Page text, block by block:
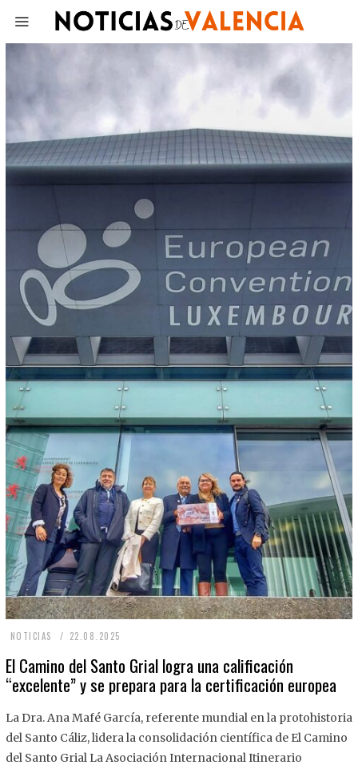
NOTICIAS 22.08.2025
.
8
El Camino del Santo Grial logra una calificación
“excelente” y se prepara para la certificación europea
La Dra. Ana Mafé García, referente mundial en la protohistoria
del Santo Cáliz, lidera la consolidación científica de El Camino
del Santo Grial La Asociación Internacional Itinerario